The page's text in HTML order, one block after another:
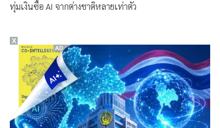
ทุ่มเงินซื้อ AI จากต่างชาติหลายเท่าตัว
X